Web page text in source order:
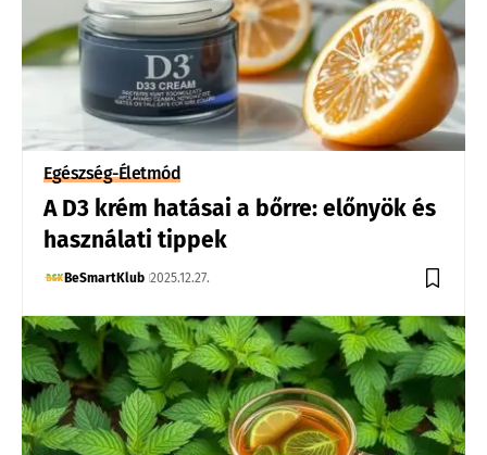
Egészség-Életmód
A D3 krém hatásai a bőrre: előnyök és
használati tippek
BeSmartKlub 2025.12.27.